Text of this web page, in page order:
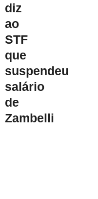
diz
ao
STF
que
suspendeu
salário
de
Zambelli